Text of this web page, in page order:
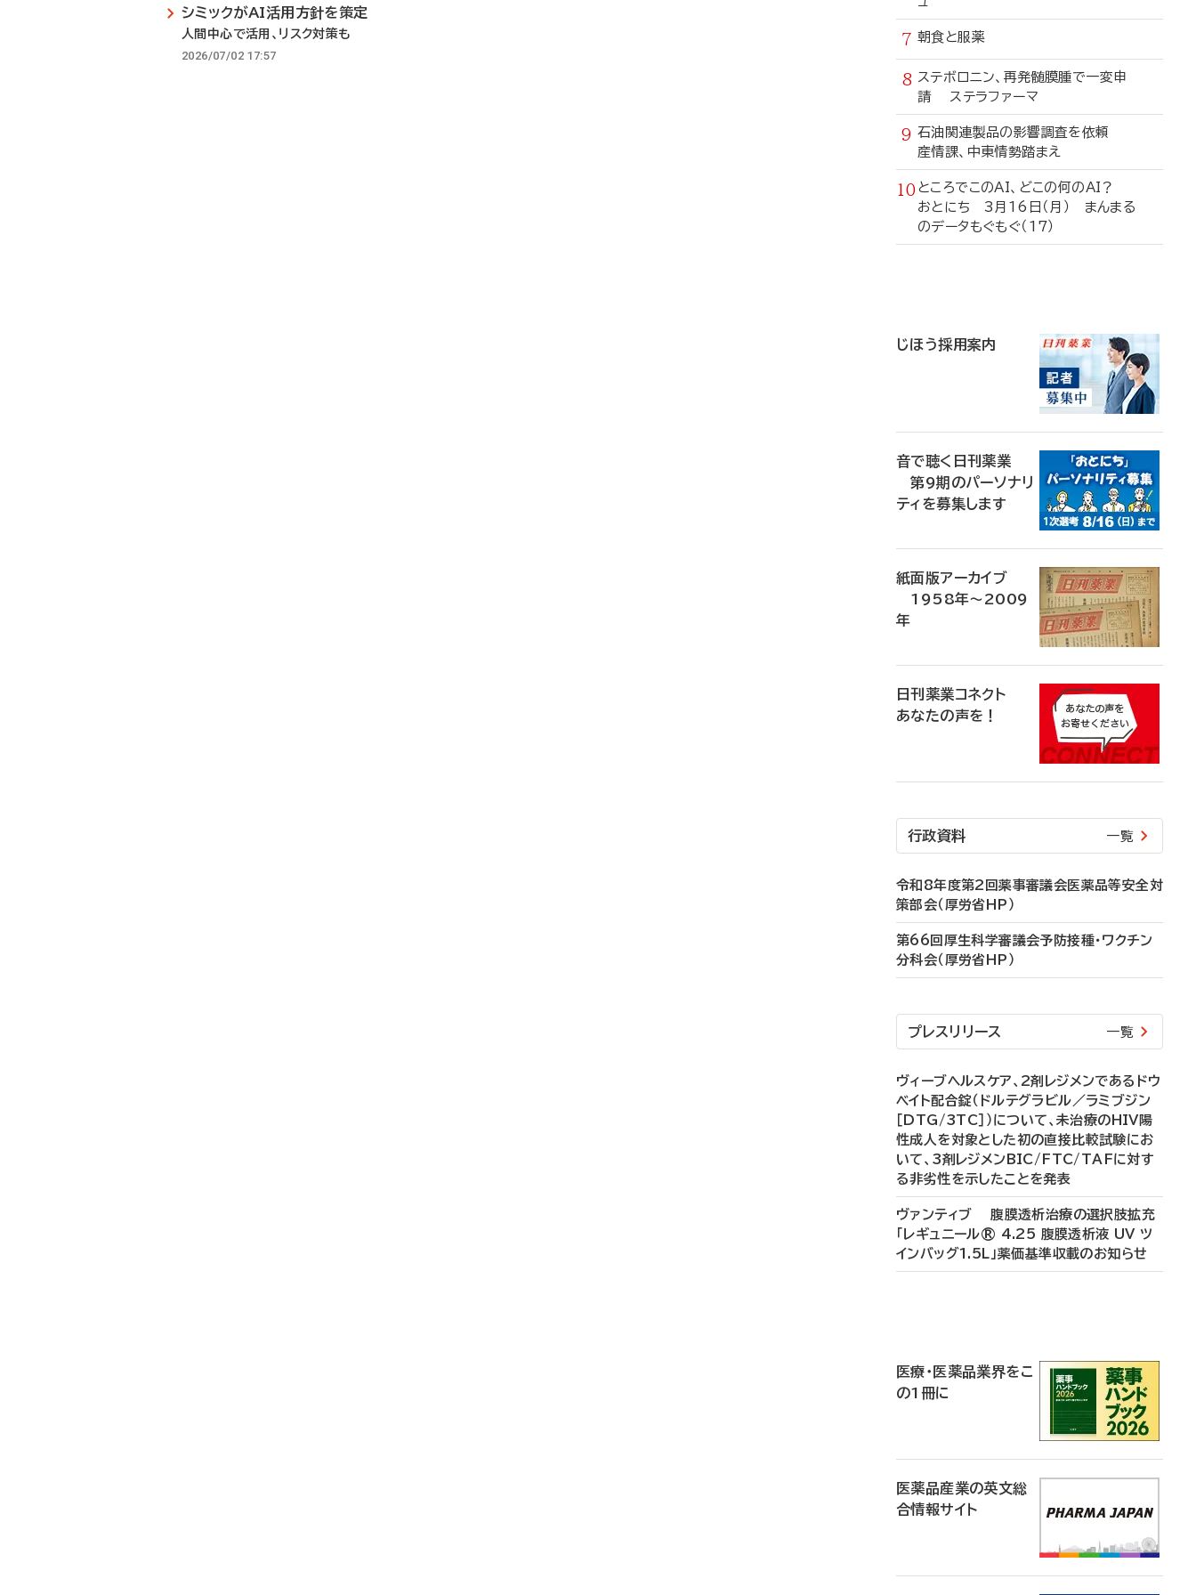
シミックがAI活用方針を策定
人間中心で活用、リスク対策も
2026/07/02 17:57
朝食と服薬
ステボロニン、再発髄膜腫で一変申
請 ステラファーマ
石油関連製品の影響調査を依頼
産情課、中東情勢踏まえ
ところでこのAI、どこの何のAI？
おとにち 3月16日（月） まんまる
のデータもぐもぐ（17）
じほう採用案内
音で聴く日刊薬業
第9期のパーソナリ
ティを募集します
紙面版アーカイブ
1958年～2009
年
日刊薬業コネクト
あなたの声を！
行政資料 一覧
令和8年度第2回薬事審議会医薬品等安全対
策部会（厚労省HP）
第66回厚生科学審議会予防接種・ワクチン
分科会（厚労省HP）
プレスリリース 一覧
ヴィーブヘルスケア、2剤レジメンであるドウ
ベイト配合錠（ドルテグラビル／ラミブジン
［DTG/3TC］）について、未治療のHIV陽
性成人を対象とした初の直接比較試験にお
いて、3剤レジメンBIC/FTC/TAFに対す
る非劣性を示したことを発表
ヴァンティブ 腹膜透析治療の選択肢拡充
「レギュニール® 4.25 腹膜透析液 UV ツ
インバッグ1.5L」薬価基準収載のお知らせ
医療・医薬品業界をこ
の1冊に
医薬品産業の英文総
合情報サイト